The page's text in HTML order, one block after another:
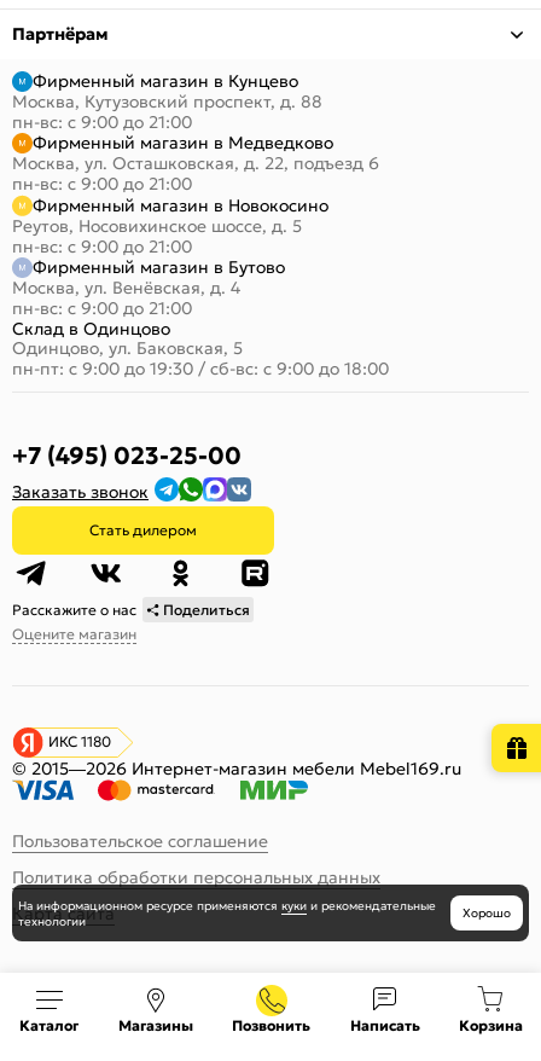
Партнёрам
Фирменный магазин в Кунцево
Москва, Кутузовский проспект, д. 88
пн-вс: с 9:00 до 21:00
Фирменный магазин в Медведково
Москва, ул. Осташковская, д. 22, подъезд 6
пн-вс: с 9:00 до 21:00
Фирменный магазин в Новокосино
Реутов, Носовихинское шоссе, д. 5
пн-вс: с 9:00 до 21:00
Фирменный магазин в Бутово
Москва, ул. Венёвская, д. 4
пн-вс: с 9:00 до 21:00
Склад в Одинцово
Одинцово, ул. Баковская, 5
пн-пт: с 9:00 до 19:30 / сб-вс: с 9:00 до 18:00
+7 (495) 023-25-00
Заказать звонок
Стать дилером
Расскажите о нас
Поделиться
Оцените магазин
ИКС 1180
© 2015—2026 Интернет-магазин мебели Mebel169.ru
Пользовательское соглашение
Политика обработки персональных данных
Карта сайта
Каталог Магазины Позвонить Написать Корзина
На информационном ресурсе применяются куки и рекомендательные
технологии
Хорошо